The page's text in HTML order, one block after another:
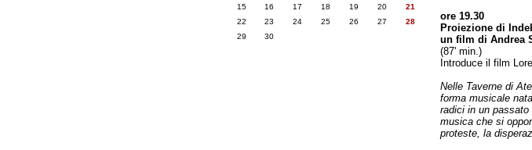
ore 19.30
Proiezione di
un film di Andrea
(87' min.)
Introduce il film
Nelle Taverne di
forma musicale
radici in un
musica che si
proteste, la
15
16 17 18 19 20
21
22
23 24 25 26 27
28
29
30